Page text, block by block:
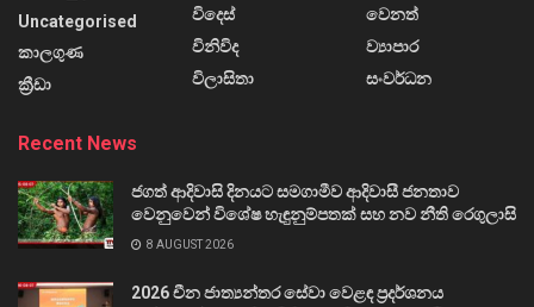
Uncategorised
කාලගුණ
ක්‍රීඩා
විදෙස්
විනිවිද
විලාසිතා
වෙනත්
ව්‍යාපාර
සංවර්ධන
Recent News
ජගත් ආදිවාසි දිනයට සමගාමීව ආදිවාසී ජනතාව
වෙනුවෙන් විශේෂ හැඳුනුම්පතක් සහ නව නීති රෙගුලාසි
8 AUGUST 2026
2026 චීන ජාත්‍යන්තර සේවා වෙළඳ ප්‍රදර්ශනය